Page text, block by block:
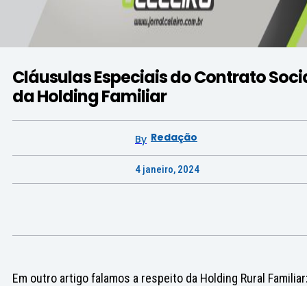
Cláusulas Especiais do Contrato
da Holding Familiar
By Redação
4 janeiro, 2024
Em outro artigo falamos a respeito da Holding Rural